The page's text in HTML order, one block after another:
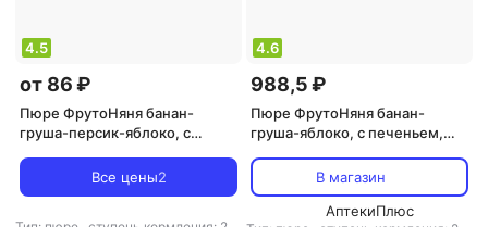
4.5
от 86 ₽
Пюре ФрутоНяня банан-
груша-персик-яблоко, с
Все цены2
4.6
988,5 ₽
Пюре ФрутоНяня банан-
груша-яблоко, с печеньем,
В магазин
АптекиПлюс